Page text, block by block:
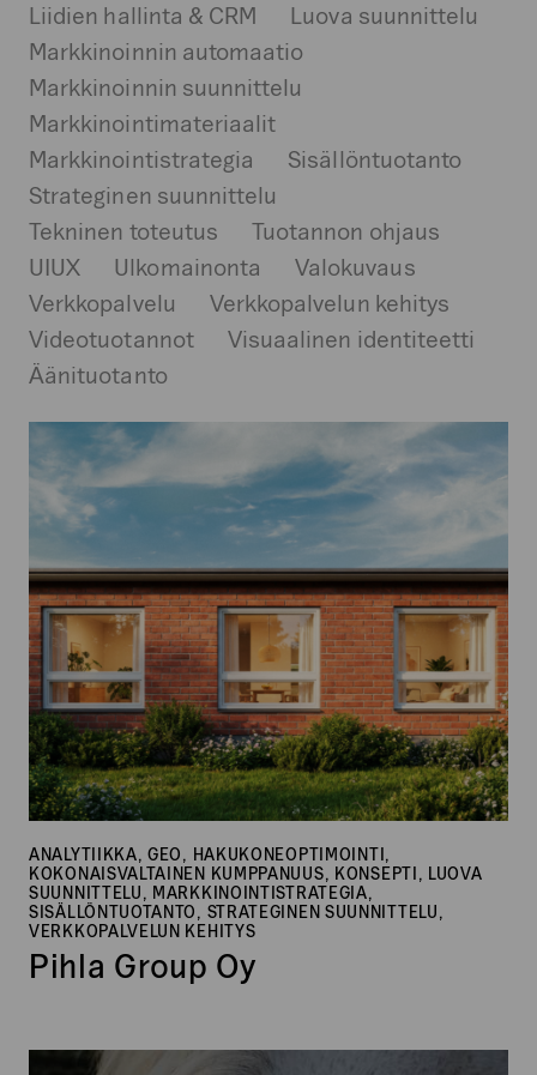
Liidien hallinta & CRM
Luova suunnittelu
Markkinoinnin automaatio
Markkinoinnin suunnittelu
Markkinointimateriaalit
Markkinointistrategia
Sisällöntuotanto
Strateginen suunnittelu
Tekninen toteutus
Tuotannon ohjaus
UIUX
Ulkomainonta
Valokuvaus
Verkkopalvelu
Verkkopalvelun kehitys
Videotuotannot
Visuaalinen identiteetti
Äänituotanto
Group
ANALYTIIKKA, GEO, HAKUKONEOPTIMOINTI,
KOKONAISVALTAINEN KUMPPANUUS, KONSEPTI, LUOVA
SUUNNITTELU, MARKKINOINTISTRATEGIA,
SISÄLLÖNTUOTANTO, STRATEGINEN SUUNNITTELU,
VERKKOPALVELUN KEHITYS
Pihla Group Oy
HippoSport